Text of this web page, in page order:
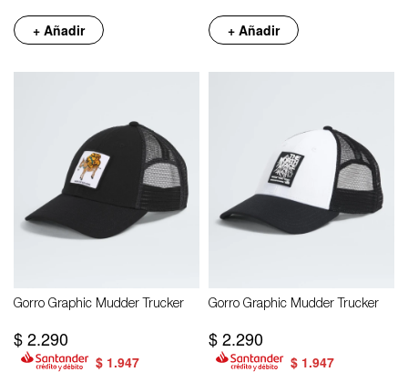
+ Añadir + Añadir
Gorro Graphic Mudder Trucker
$2.290
$ 1.947
Gorro Graphic Mudder Trucker
$2.290
$ 1.947